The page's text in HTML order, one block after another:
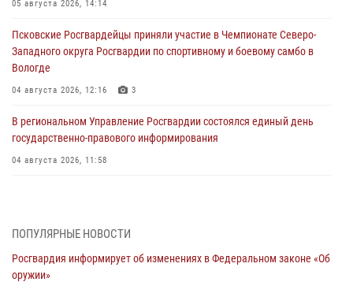
05 августа 2026, 14:14
Псковские Росгвардейцы приняли участие в Чемпионате Северо-
Западного округа Росгвардии по спортивному и боевому самбо в
Вологде
04 августа 2026, 12:16 3
В региональном Управление Росгвардии состоялся единый день
государственно-правового информирования
04 августа 2026, 11:58
03 августа 2026, 17:21
21 единицу оружия изъяли Псковские росгвардейцы за неделю
ПОПУЛЯРНЫЕ НОВОСТИ
Росгвардия информирует об изменениях в Федеральном законе «Об
оружии»